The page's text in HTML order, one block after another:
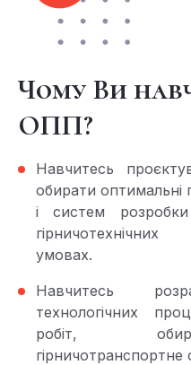
Чому Ви
ОПП?
Навчитесь
обирати оптимальні
і систем
гірничотехнічних
умовах.
Навчитесь
технологічних
робіт,